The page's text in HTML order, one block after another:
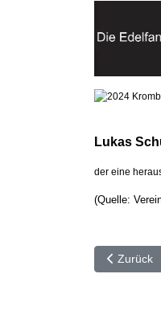
Lukas
der eine
(Quelle:
Zurück